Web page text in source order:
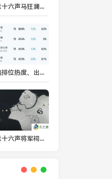
燕云十六声马狂澜门派怎么加入-燕云十六声马狂澜门派加入方法
顶端排位热度、出场率排行：亚瑟热度最低，吕布出场率第一
燕云十六声将军祠猫咪在哪-燕云十六声将军祠猫戏全收集攻略